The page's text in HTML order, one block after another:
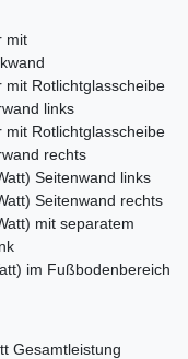
mit
mit Rotlichtglasscheibe
links
mit Rotlichtglasscheibe
rechts
Seitenwand links
Seitenwand rechts
mit separatem
im Fußbodenbereich
Gesamtleistung